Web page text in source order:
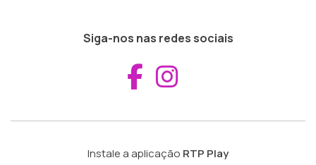
Siga-nos nas redes sociais
Aceder ao
Instale a aplicação RTP Play